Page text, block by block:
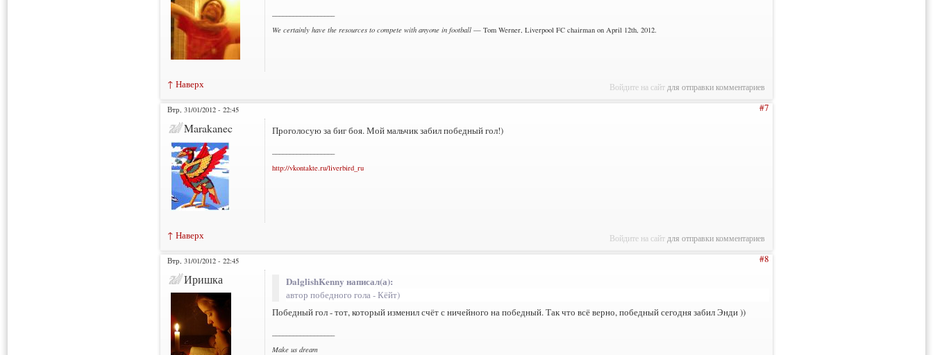
We certainly have the resources to compete with anyone in football — Tom Werner, Liverpool FC chairman on April 12th, 2012.
↑ Наверх Войдите на сайт для отправки комментариев
Втр, 31/01/2012 - 22:45 #7
Marakanec Проголосую за биг боя. Мой мальчик забил победный гол!)
http://vkontakte.ru/liverbird_ru
↑ Наверх Войдите на сайт для отправки комментариев
Втр, 31/01/2012 - 22:45 #8
Иришка DalglishKenny написал(а):
автор победного гола - Кёйт)
Победный гол - тот, который изменил счёт с ничейного на победный. Так что всё верно, победный сегодня забил Энди ))
Make us dream